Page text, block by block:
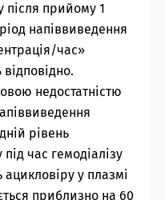
після прийому 1
напіввиведення
час»
недостатністю
рівень
час гемодіалізу
ацикловіру у плазмі
приблизно на 60